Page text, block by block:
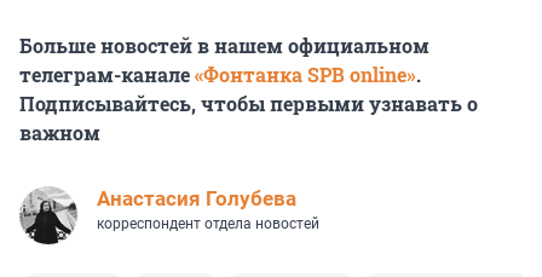
Больше новостей в нашем официальном
телеграм-канале«Фонтанка SPB online».
Подписывайтесь, чтобы первыми узнавать о
важном
Анастасия Голубева
корреспондент отдела новостей